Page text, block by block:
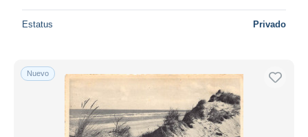
Estatus Privado
Nuevo